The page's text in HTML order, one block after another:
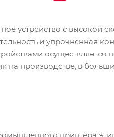
устройство с высокой
и упрочненная
осуществляется
производстве, в
принтера